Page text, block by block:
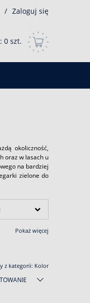
/ Zaloguj się
0 szt.
okoliczność,
oraz w lasach u
na bardziej
zielone do
Pokaż więcej
z kategorii: Kolor